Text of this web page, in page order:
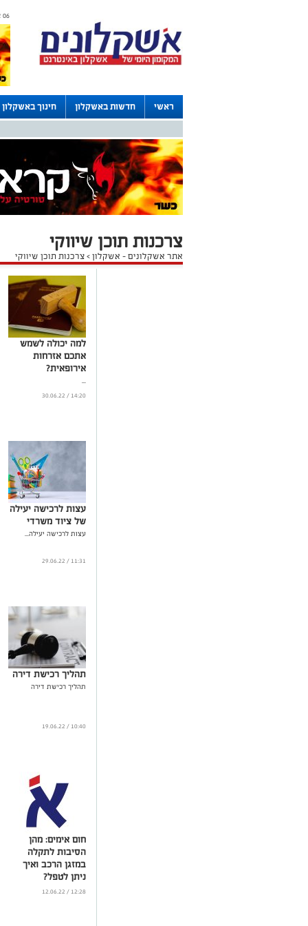
06 אוגוסט 2026 / 15:43
ראשי חדשות באשקלון חינוך באשקלון
צרכנות תוכן שיווקי
אתר אשקלונים - אשקלון>צרכנות תוכן שיווקי
למה יכולה לשמש
אתכם אזרחות
אירופאית?
...
14:20 / 30.06.22
עצות לרכישה יעילה
של ציוד משרדי
עצות לרכישה יעילה...
11:31 / 29.06.22
תהליך רכישת דירה
תהליך רכישת דירה
10:40 / 19.06.22
חום אימים: מהן
הסיבות לתקלה
במזגן הרכב ואיך
ניתן לטפל?
...
12:28 / 12.06.22